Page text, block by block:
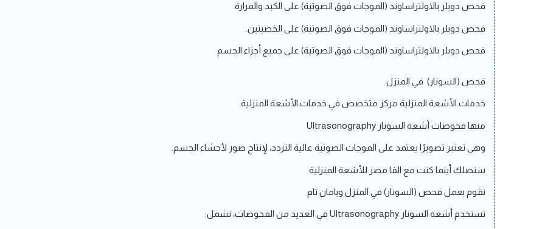
فحص دوبلر بالاولتراساوند (الموجات فوق الصوتية) على الكبد والمرارة.
فحص دوبلر بالاولتراساوند (الموجات فوق الصوتية) على الخصيتين.
فحص دوبلر بالاولتراساوند (الموجات فوق الصوتية) على جميع أجزاء الجسم
فحص (السونار) في المنزل
خدمات الأشعة المنزلية مركز متخصص في خدمات الأشعة المنزلية
منها فحوصات أشعة السونار Ultrasonography
وهي تعتبر تصويرًا يعتمد على الموجات الصوتية عالية التردد، لإنتاج صور لأحشاء الجسم.
سنصلك أينما كنت مع الفا مصر للأشعة المنزلية
نقوم بعمل فحص (السونار) في المنزل وبامان تام
تستخدم أشعة السونار Ultrasonography في العديد من الفحوصات، تشمل: